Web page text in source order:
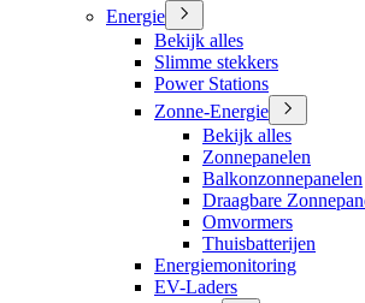
Energie
Bekijk alles
Slimme stekkers
Power Stations
Zonne-Energie
Bekijk alles
Zonnepanelen
Balkonzonnepanelen
Draagbare
Omvormers
Thuisbatterijen
Energiemonitoring
EV-Laders